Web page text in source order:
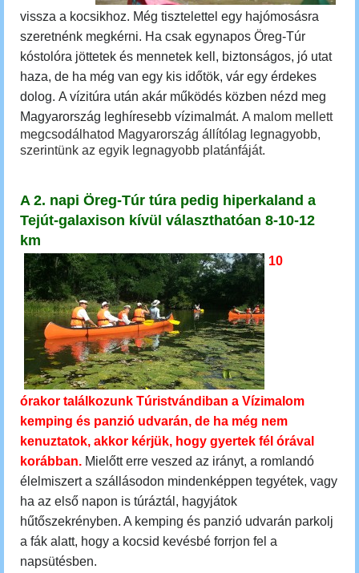
vissza a kocsikhoz. Még tisztelettel egy hajómosásra
szeretnénk megkérni. Ha csak egynapos Öreg-Túr
kóstolóra jöttetek és mennetek kell, biztonságos, jó utat
haza, de ha még van egy kis időtök, vár egy érdekes
dolog. A vízitúra után akár működés közben nézd meg
Magyarország leghíresebb vízimalmát. A malom mellett
megcsodálhatod Magyarország állítólag legnagyobb,
szerintünk az egyik legnagyobb platánfáját.
A 2. napi Öreg-Túr túra pedig hiperkaland a
Tejút-galaxison kívül választhatóan 8-10-12
km
10
órakor találkozunk Túristvándiban a Vízimalom
kemping és panzió udvarán, de ha még nem
kenuztatok, akkor kérjük, hogy gyertek fél órával
korábban. Mielőtt erre veszed az irányt, a romlandó
élelmiszert a szállásodon mindenképpen tegyétek, vagy
ha az első napon is túráztál, hagyjátok
hűtőszekrényben. A kemping és panzió udvarán parkolj
a fák alatt, hogy a kocsid kevésbé forrjon fel a
napsütésben.